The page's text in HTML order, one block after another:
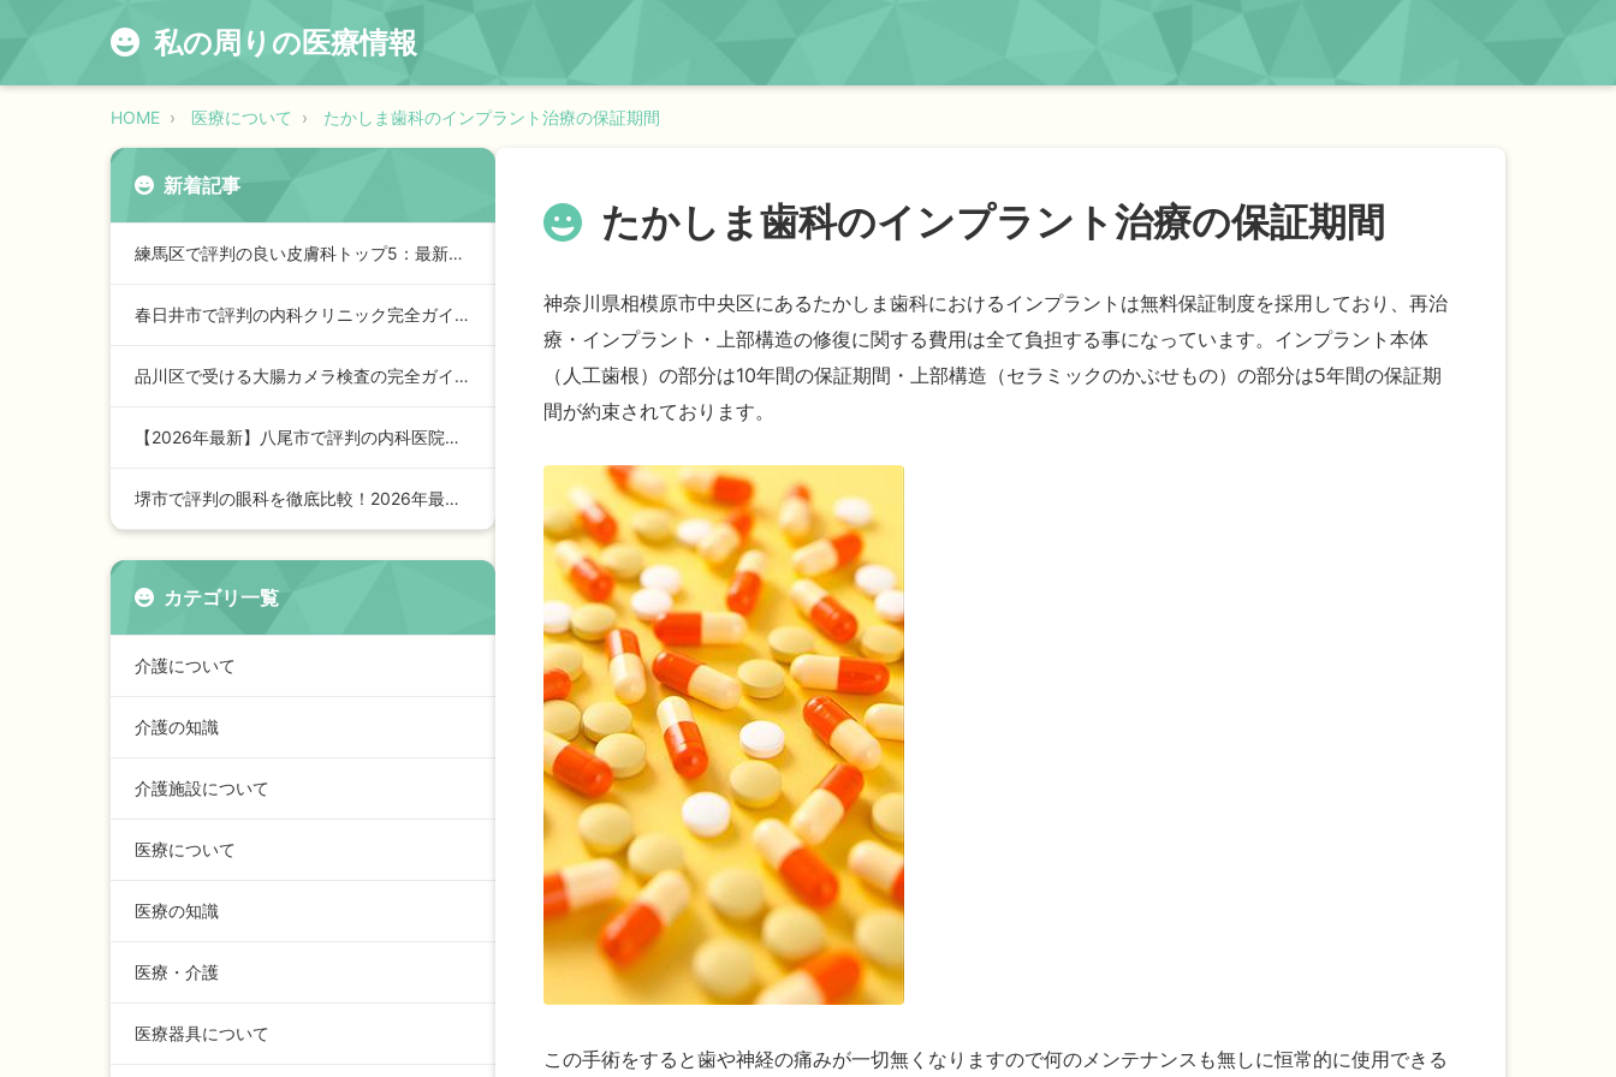
私の周りの医療情報
HOME 医療について たかしま歯科のインプラント治療の保証期間
たかしま歯科のインプラント治療の保証期間
神奈川県相模原市中央区にあるたかしま歯科におけるインプラントは無料保証制度を採用しており、再治
療・インプラント・上部構造の修復に関する費用は全て負担する事になっています。インプラント本体
（人工歯根）の部分は10年間の保証期間・上部構造（セラミックのかぶせもの）の部分は5年間の保証期
間が約束されております。
この手術をすると歯や神経の痛みが一切無くなりますので何のメンテナンスも無しに恒常的に使用できる
新着記事
練馬区で評判の良い皮膚科トップ5：最新2026年版ガイド
春日井市で評判の内科クリニック完全ガイド【2024年最新版】…
品川区で受ける大腸カメラ検査の完全ガイド【2026年最新版】
【2026年最新】八尾市で評判の内科医院トップガイド：安心の…
堺市で評判の眼科を徹底比較！2026年最新ランキングと選び方…
カテゴリ一覧
介護について
介護の知識
介護施設について
医療について
医療の知識
医療・介護
医療器具について